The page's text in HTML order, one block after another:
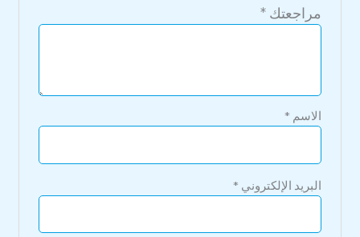
مراجعتك*
الاسم *
البريد الإلكتروني *